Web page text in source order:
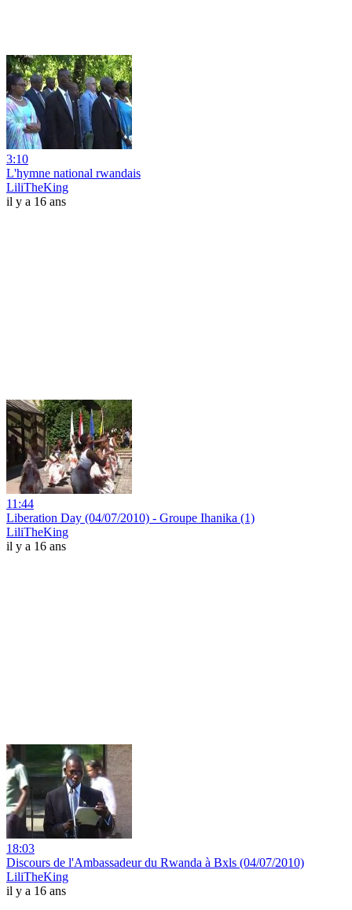
3:10
L'hymne national rwandais
LiliTheKing
il y a 16 ans
11:44
Liberation Day (04/07/2010) - Groupe Ihanika (1)
LiliTheKing
il y a 16 ans
18:03
Discours de l'Ambassadeur du Rwanda à Bxls (04/07/2010)
LiliTheKing
il y a 16 ans